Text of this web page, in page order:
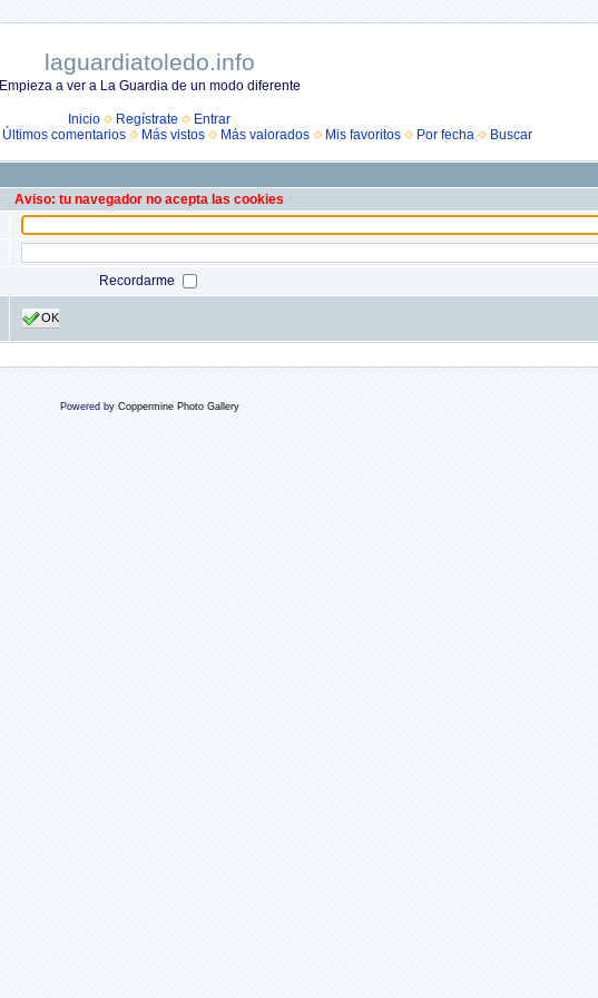
laguardiatoledo.info
Empieza a ver a La Guardia de un modo diferente
Inicio Regístrate
Entrar
Últimos comentarios Más vistos Más valorados Mis favoritos Por fecha Buscar
Aviso: tu navegador no acepta las cookies
Recordarme
OK
Powered by Coppermine Photo Gallery